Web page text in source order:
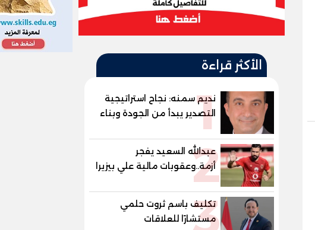
الأكثر قراءة
1
نديم سمنه: نجاح استراتيجية
التصدير يبدأ من الجودة وبناء
الثقة في شعار "صنع في
مصر"
2
عبدالله السعيد يفجر
أزمة..وعقوبات مالية علي بيزيرا
وبانزا
3
تكليف باسم ثروت حلمي
مستشارًا للعلاقات